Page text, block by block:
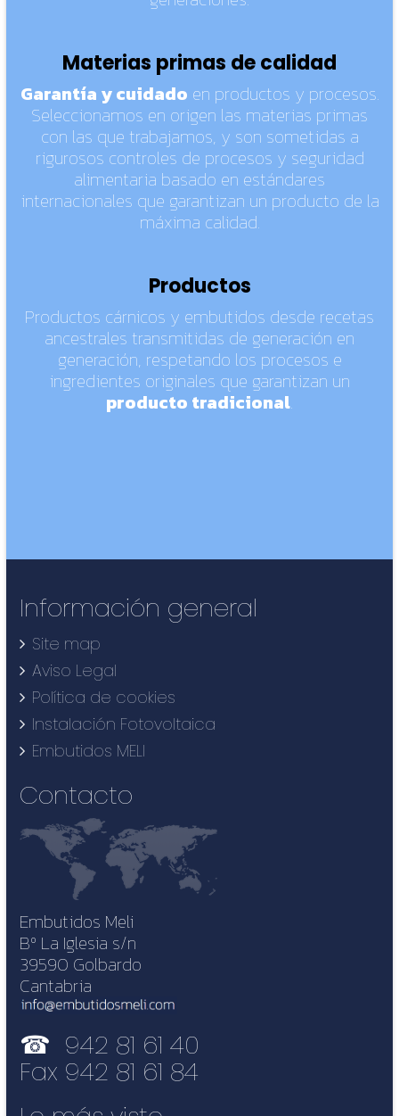
Materias primas de calidad
Garantía y cuidado en productos y procesos.
Seleccionamos en origen las materias primas
con las que trabajamos, y son sometidas a
rigurosos controles de procesos y seguridad
alimentaria basado en estándares
internacionales que garantizan un producto de la
máxima calidad.
Productos
Productos cárnicos y embutidos desde recetas
ancestrales transmitidas de generación en
generación, respetando los procesos e
ingredientes originales que garantizan un
producto tradicional.
Información general
Site map
Aviso Legal
Política de cookies
Instalación Fotovoltaica
Embutidos MELI
Contacto
Embutidos Meli
Bº La Iglesia s/n
39590 Golbardo
Cantabria
☎ 942 81 61 40
Fax 942 81 61 84